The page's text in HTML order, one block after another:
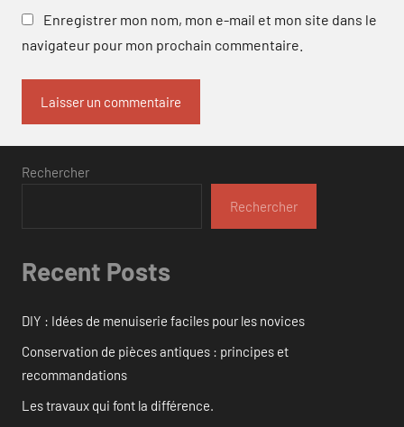
Enregistrer mon nom, mon e-mail et mon site dans le
navigateur pour mon prochain commentaire.
Rechercher
Rechercher
Recent Posts
DIY : Idées de menuiserie faciles pour les novices
Conservation de pièces antiques : principes et
recommandations
Les travaux qui font la différence.